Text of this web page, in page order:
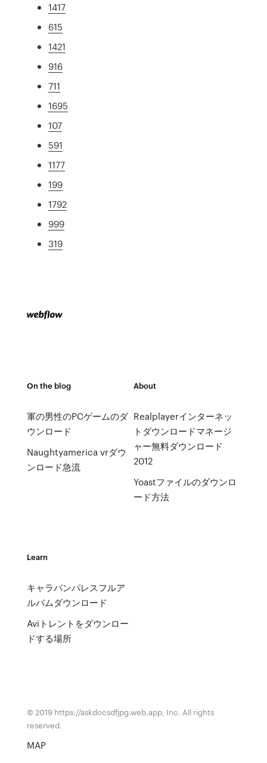
1417
615
1421
916
711
1695
107
591
1177
199
1792
999
319
On the blog
軍の男性のPCゲームのダ
ウンロード
Naughtyamerica vrダウ
ンロード急流
About
Realplayerインターネッ
トダウンロードマネージ
ャー無料ダウンロード
2012
Yoastファイルのダウンロ
ード方法
Learn
キャラバンパレスフルア
ルバムダウンロード
Aviトレントをダウンロー
ドする場所
© 2019 https://askdocsdfjpg.web.app, Inc. All rights
reserved.
MAP